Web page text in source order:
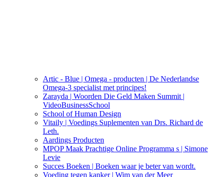
Artic - Blue | Omega - producten | De Nederlandse
Omega-3 specialist met principes!
Zarayda | Woorden Die Geld Maken Summit |
VideoBusinessSchool
School of Human Design
Vitaily | Voedings Suplementen van Drs. Richard de
Leth.
Aardings Producten
MPOP Maak Prachtige Online Programma s | Simone
Levie
Succes Boeken | Boeken waar je beter van wordt.
Voeding tegen kanker | Wim van der Meer